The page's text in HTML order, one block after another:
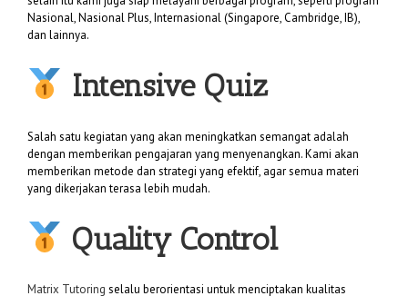
Nasional, Nasional Plus, Internasional (Singapore, Cambridge, IB),
dan lainnya.
Intensive Quiz
Salah satu kegiatan yang akan meningkatkan semangat adalah
dengan memberikan pengajaran yang menyenangkan. Kami akan
memberikan metode dan strategi yang efektif, agar semua materi
yang dikerjakan terasa lebih mudah.
Quality Control
Matrix Tutoring selalu berorientasi untuk menciptakan kualitas